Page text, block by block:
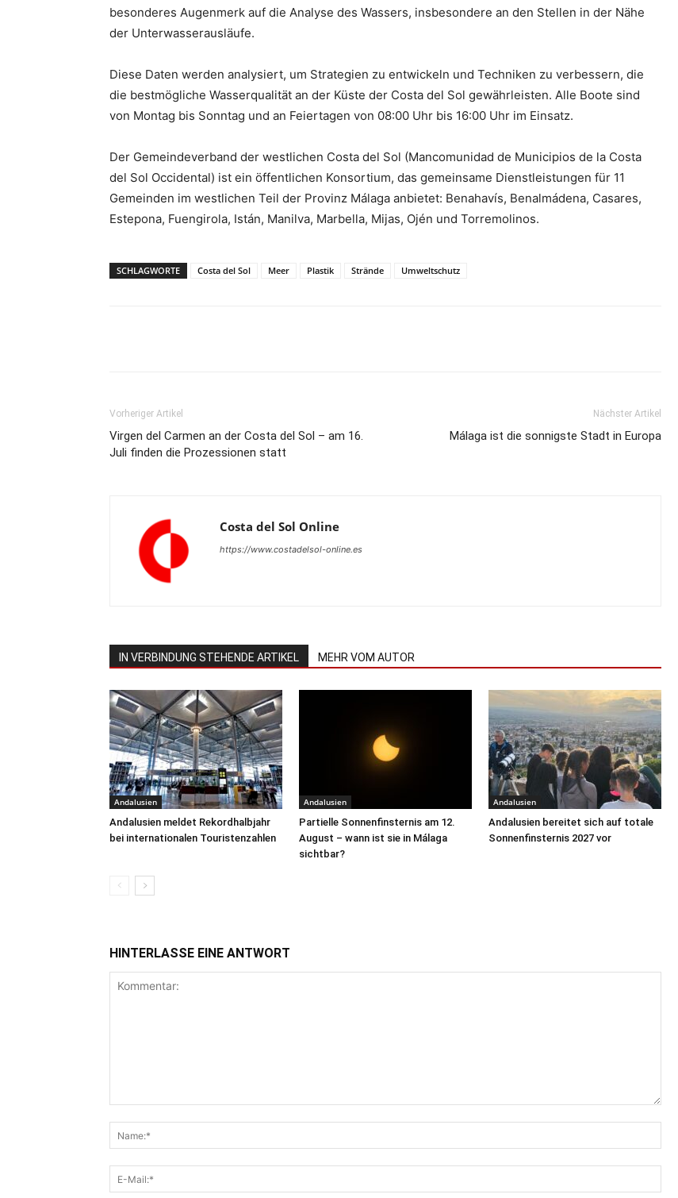
besonderes Augenmerk auf die Analyse des Wassers, insbesondere an den Stellen in der Nähe
der Unterwasserausläufe.
Diese Daten werden analysiert, um Strategien zu entwickeln und Techniken zu verbessern, die
die bestmögliche Wasserqualität an der Küste der Costa del Sol gewährleisten. Alle Boote sind
von Montag bis Sonntag und an Feiertagen von 08:00 Uhr bis 16:00 Uhr im Einsatz.
Der Gemeindeverband der westlichen Costa del Sol (Mancomunidad de Municipios de la Costa
del Sol Occidental) ist ein öffentlichen Konsortium, das gemeinsame Dienstleistungen für 11
Gemeinden im westlichen Teil der Provinz Málaga anbietet: Benahavís, Benalmádena, Casares,
Estepona, Fuengirola, Istán, Manilva, Marbella, Mijas, Ojén und Torremolinos.
SCHLAGWORTE Costa del Sol Meer Plastik Strände Umweltschutz
Vorheriger Artikel
Virgen del Carmen an der Costa del Sol – am 16.
Juli finden die Prozessionen statt
Nächster Artikel
Málaga ist die sonnigste Stadt in Europa
Costa del Sol Online
https://www.costadelsol-online.es
IN VERBINDUNG STEHENDE ARTIKEL MEHR VOM AUTOR
Andalusien
Andalusien meldet Rekordhalbjahr
bei internationalen Touristenzahlen
Andalusien
Partielle Sonnenfinsternis am 12.
August – wann ist sie in Málaga
sichtbar?
Andalusien
Andalusien bereitet sich auf totale
Sonnenfinsternis 2027 vor
HINTERLASSE EINE ANTWORT